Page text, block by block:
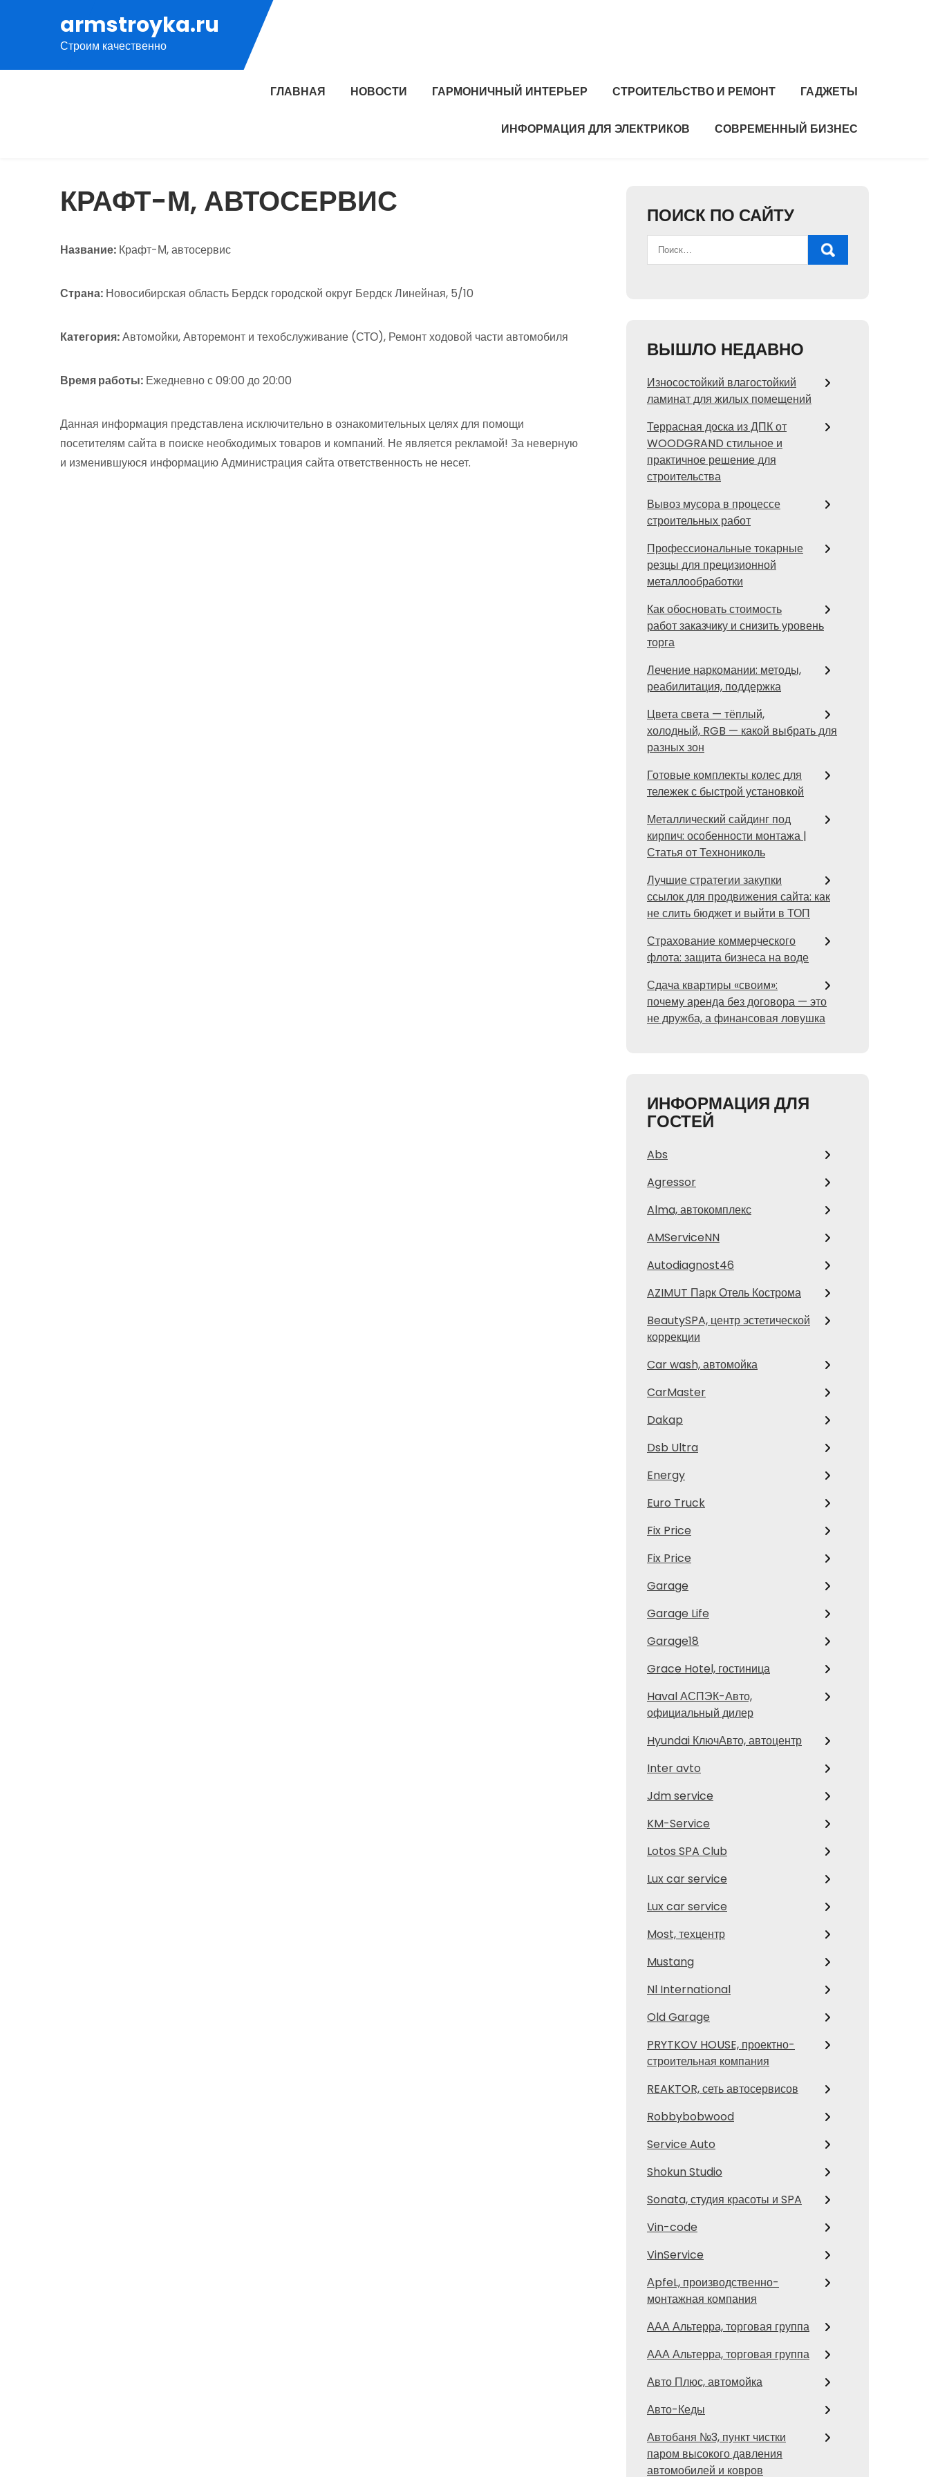
содержимому
armstroyka.ru
Строим качественно
ГЛАВНАЯ НОВОСТИ ГАРМОНИЧНЫЙ ИНТЕРЬЕР СТРОИТЕЛЬСТВО И РЕМОНТ ГАДЖЕТЫ
ИНФОРМАЦИЯ ДЛЯ ЭЛЕКТРИКОВ СОВРЕМЕННЫЙ БИЗНЕС
КРАФТ-М, АВТОСЕРВИС
Название: Крафт-М, автосервис
Страна: Новосибирская область Бердск городской округ Бердск Линейная, 5/10
Категория:Автомойки, Авторемонт и техобслуживание (СТО), Ремонт ходовой части автомобиля
Время работы: Ежедневно с 09:00 до 20:00
Данная информация представлена исключительно в ознакомительных целях для помощи
посетителям сайта в поиске необходимых товаров и компаний. Не является рекламой! За неверную
и изменившуюся информацию Администрация сайта ответственность не несет.
ПОИСК ПО САЙТУ
ВЫШЛО НЕДАВНО
Износостойкий влагостойкий
ламинат для жилых помещений
Террасная доска из ДПК от
WOODGRAND стильное и
практичное решение для
строительства
Вывоз мусора в процессе
строительных работ
Профессиональные токарные
резцы для прецизионной
металлообработки
Как обосновать стоимость
работ заказчику и снизить уровень
торга
Лечение наркомании: методы,
реабилитация, поддержка
Цвета света — тёплый,
холодный, RGB — какой выбрать для
разных зон
Готовые комплекты колес для
тележек с быстрой установкой
Металлический сайдинг под
кирпич: особенности монтажа |
Статья от Технониколь
Лучшие стратегии закупки
ссылок для продвижения сайта: как
не слить бюджет и выйти в ТОП
Страхование коммерческого
флота: защита бизнеса на воде
Сдача квартиры «своим»:
почему аренда без договора — это
не дружба, а финансовая ловушка
ИНФОРМАЦИЯ ДЛЯ
ГОСТЕЙ
Abs
Agressor
Alma, автокомплекс
AMServiceNN
Autodiagnost46
AZIMUT Парк Отель Кострома
BeautySPA, центр эстетической
коррекции
Car wash, автомойка
CarMaster
Dakap
Dsb Ultra
Energy
Euro Truck
Fix Price
Fix Price
Garage
Garage Life
Garage18
Grace Hotel, гостиница
Haval АСПЭК-Авто,
официальный дилер
Hyundai КлючАвто, автоцентр
Inter avto
Jdm service
KM-Service
Lotos SPA Club
Lux car service
Lux car service
Most, техцентр
Mustang
Nl International
Old Garage
PRYTKOV HOUSE, проектно-
строительная компания
REAKTOR, сеть автосервисов
Robbybobwood
Service Auto
Shokun Studio
Sonata, студия красоты и SPA
Vin-code
VinService
АpfeL, производственно-
монтажная компания
ААА Альтерра, торговая группа
ААА Альтерра, торговая группа
Авто Плюс, автомойка
Авто-Кеды
Автобаня №3, пункт чистки
паром высокого давления
автомобилей и ковров